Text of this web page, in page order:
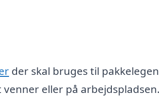
der skal bruges til
eller på